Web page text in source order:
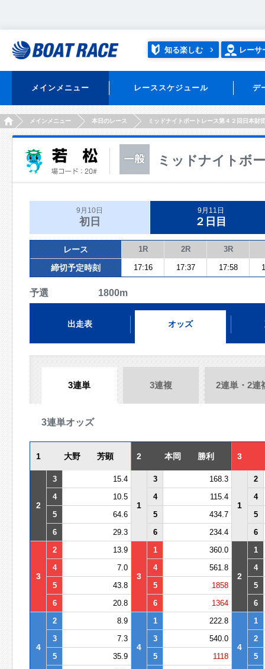
知る楽しむ レーサ
メインメニュー レーススケジュール デ
HOMEメインメニュー 本日のレース ミッドナイトボートレース第４２回日本財
ミッドナイトボ
9月10日
初日
9月11日
２日目
レース 1R 2R 3R
締切予定時刻 17:16 17:37 17:58
予選 1800m
出走表 オッズ
3連単 3連複 2連単・2連
3連単オッズ
1 大野 芳顕 2 本岡 勝利 3
2
3 15.4
1
3 168.3
1
2
4
10.5 4 115.4
4
5
64.6 5 434.7
5
6
29.3 6 234.4 6
3
2 13.9
3
1 360.0
2
1
4
7.0 4 561.8
4
5
43.8 5 1858
5
6
20.8 6 1364 6
4
2 8.9
4
1 222.8
4
1
3
7.3 3 540.0
2
5
35.9 5 1118
5